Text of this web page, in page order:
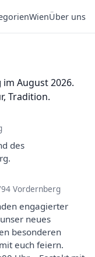
WienÜber uns
im August 2026.
Tradition.
des
Vordernberg
engagierter
neues
besonderen
euch feiern.